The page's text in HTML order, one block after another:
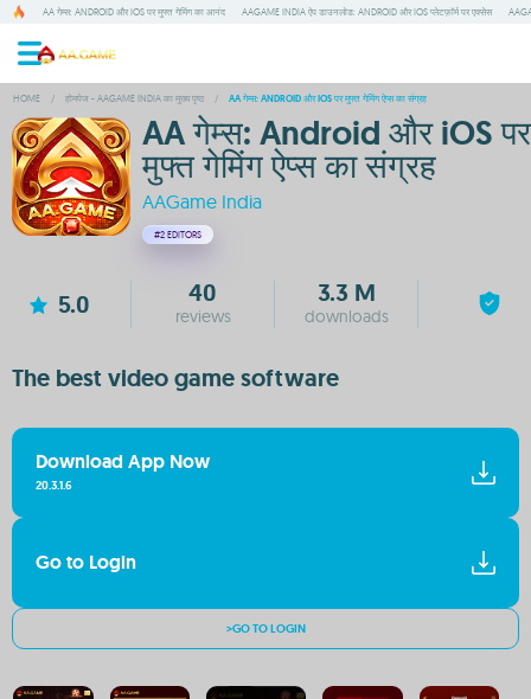
AA गेम्स: ANDROID और IOS पर मुफ्त गेमिंग का आनंद AAGAME INDIA ऐप डाउनलोड: ANDROID और IOS प्लेटफ़ॉर्म पर एक्सेस
HOME / होमपेज - AAGAME INDIA का मुख्य पृष्ठ / AA गेम्स: ANDROID और IOS पर मुफ्त गेमिंग ऐप्स का संग्रह
AA गेम्स: Android और iOS पर
मुफ्त गेमिंग ऐप्स का संग्रह
AAGame India
#2 EDITORS
5.0 40
reviews
3.3 M
downloads
The best video game software
Download App Now
20.3.1.6
Go to Login
>GO TO LOGIN